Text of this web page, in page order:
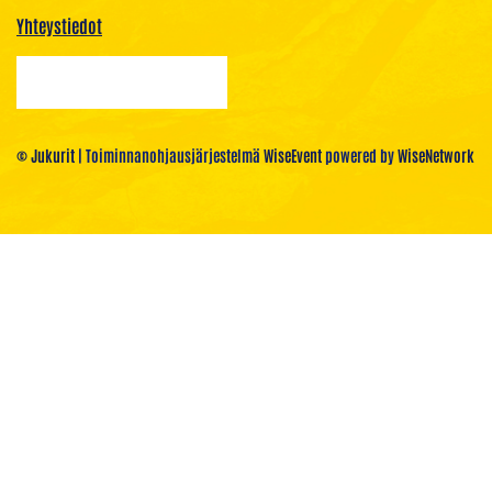
Yhteystiedot
© Jukurit | Toiminnanohjausjärjestelmä WiseEventpowered byWiseNetwork